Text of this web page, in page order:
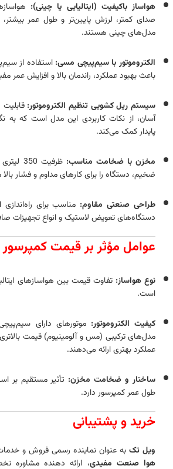
هواساز باکیفیت (ایتالیایی یا چینی):
صدای کمتر، لرزش پایین‌تر و طول عمر بیشتر،
مدل‌های چینی هستند.
الکتروموتور با سیم‌پیچی مسی: استفاده از
باعث بهبود عملکرد، راندمان بالا و افزایش عمر
سیستم ریل کشویی تنظیم الکتروموتور:
آسان، از نکات کاربردی این مدل است که به
پایدار کمک می‌کند.
مخزن با ضخامت مناسب:
ظرفیت
ضخیم، دستگاه را برای کارهای مداوم و فشار
طراحی صنعتی مقاوم: مناسب برای
دستگاه‌های تعویض لاستیک و انواع تجهیزات
عوامل مؤثر بر قیمت
نوع هواساز: تفاوت قیمت بین هواسازهای
است.
کیفیت الکتروموتور: موتورهای دارای
مدل‌های ترکیبی (مس و آلومینیوم) قیمت بالاتری
عملکرد بهتری ارائه می‌دهند.
ساختار و ضخامت مخزن: تأثیر مستقیم بر
طول عمر کمپرسور دارد.
خرید و پشتیبانی
ویل تک به‌ عنوان نماینده رسمی فروش و
هوا صنعت مفیدی، ارائه‌ دهنده مشاوره